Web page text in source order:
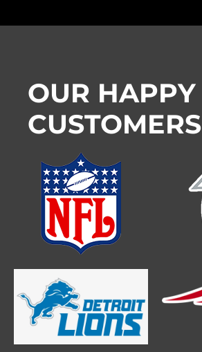
OUR HAPPY
CUSTOMERS